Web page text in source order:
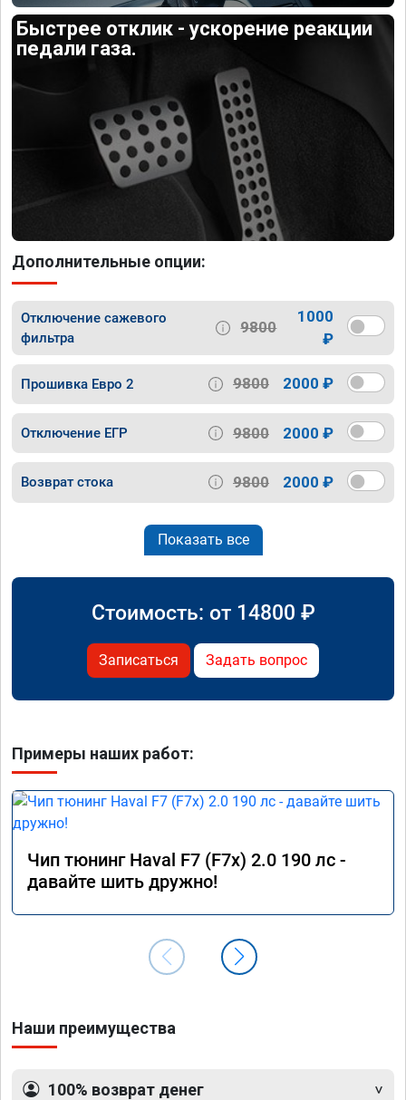
Быстрее отклик - ускорение реакции
педали газа.
Дополнительные опции:
Отключение сажевого
фильтра
9800
1000
₽
Прошивка Евро 2 9800 2000 ₽
Отключение ЕГР 9800 2000 ₽
Возврат стока 9800 2000 ₽
Показать все
Стоимость: от 14800 ₽
Записаться Задать вопрос
Примеры наших работ:
Чип тюнинг Haval F7 (F7x) 2.0 190 лс -
давайте шить дружно!
Наши преимущества
100% возврат денег